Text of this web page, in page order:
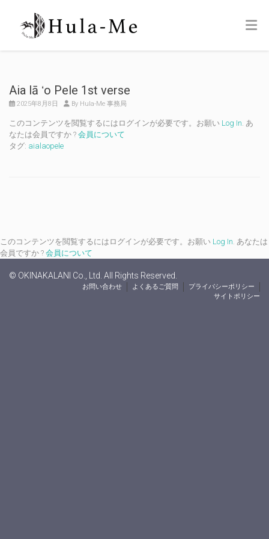
Aia lā ʻo Pele 1st verse
2025年8月8日 By Hula-Me 事務局
このコンテンツを閲覧するにはログインが必要です。お願い Log In. あ
なたは会員ですか ? 会員について
タグ: aialaopele
このコンテンツを閲覧するにはログインが必要です。お願い Log In. あなたは
会員ですか ? 会員について
© OKINAKALANI Co., Ltd. All Rights Reserved.
お問い合わせ よくあるご質問
プライバシーポリシー
サイトポリシー